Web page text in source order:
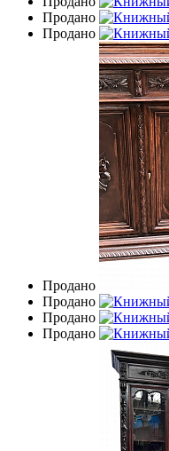
Продано
Продано
Продано
Продано
Продано
Продано